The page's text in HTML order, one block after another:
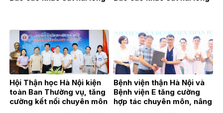
Hội Thận học Hà Nội kiện
toàn Ban Thường vụ, tăng
cường kết nối chuyên môn
Bệnh viện thận Hà Nội và
Bệnh viện E tăng cường
hợp tác chuyên môn, nâng